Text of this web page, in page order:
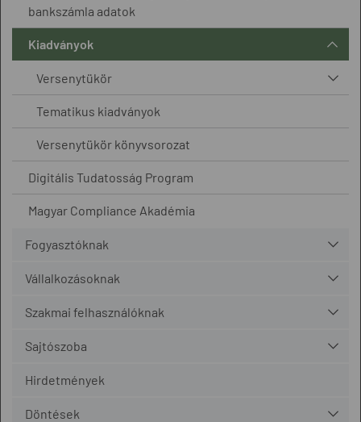
bankszámla adatok
Kiadványok
Versenytükör
Tematikus kiadványok
Versenytükör könyvsorozat
Digitális Tudatosság Program
Magyar Compliance Akadémia
Fogyasztóknak
Vállalkozásoknak
Szakmai felhasználóknak
Sajtószoba
Hirdetmények
Döntések